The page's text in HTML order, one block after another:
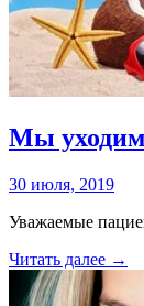
Мы уходим
30 июля, 2019
Уважаемые
Читать далее →